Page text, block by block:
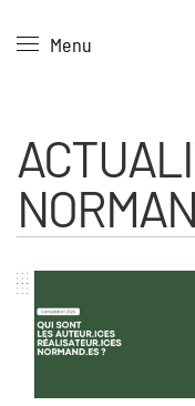
Skip to main content
Menu
Panneau de gestion des